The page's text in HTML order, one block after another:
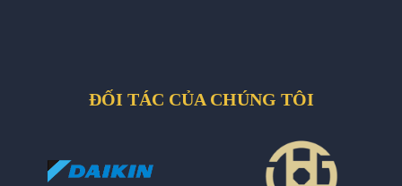
ĐỐI TÁC CỦA CHÚNG TÔI